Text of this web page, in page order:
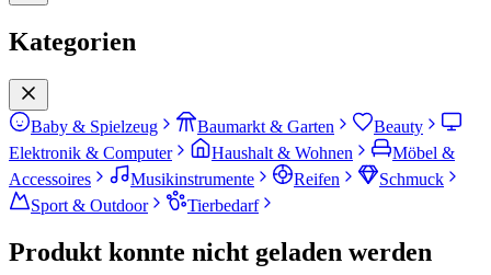
Kategorien
Baby & Spielzeug Baumarkt & Garten
Beauty
Elektronik & Computer
Haushalt & Wohnen
Möbel &
Accessoires
Musikinstrumente Reifen
Schmuck
Sport & Outdoor
Tierbedarf
Produkt konnte nicht geladen werden